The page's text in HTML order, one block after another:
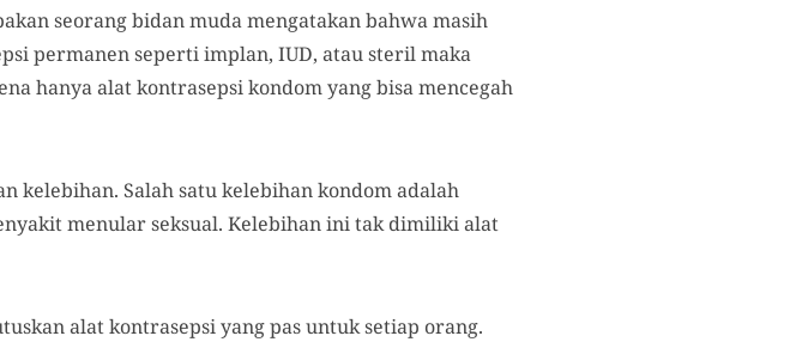
seorang bidan muda mengatakan bahwa masih
permanen seperti implan, IUD, atau steril maka
hanya alat kontrasepsi kondom yang bisa mencegah
kelebihan. Salah satu kelebihan kondom adalah
menular seksual. Kelebihan ini tak dimiliki alat
alat kontrasepsi yang pas untuk setiap orang.